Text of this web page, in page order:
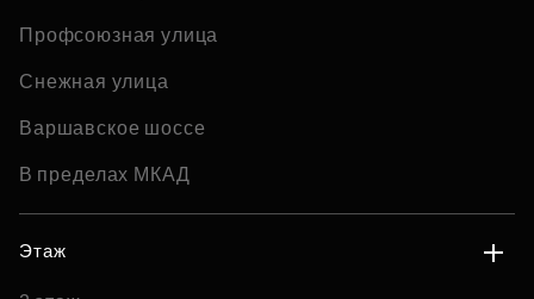
Профсоюзная улица
Снежная улица
Варшавское шоссе
В пределах МКАД
Этаж